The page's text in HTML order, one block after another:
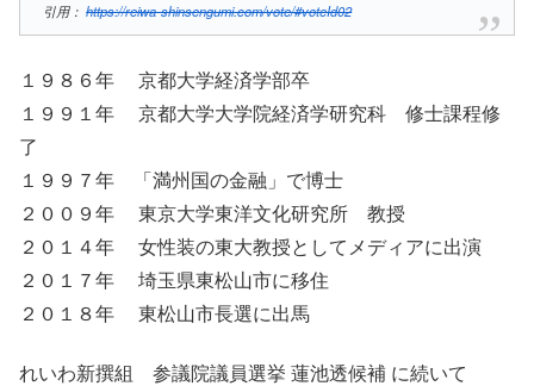
引用：https://reiwa-shinsengumi.com/vote/#voteId02
１９８６年 京都大学経済学部卒
１９９１年 京都大学大学院経済学研究科 修士課程修
了
１９９７年 「満州国の金融」で博士
２００９年 東京大学東洋文化研究所 教授
２０１４年 女性装の東大教授としてメディアに出演
２０１７年 埼玉県東松山市に移住
２０１８年 東松山市長選に出馬
れいわ新撰組 参議院議員選挙 蓮池透候補 に続いて